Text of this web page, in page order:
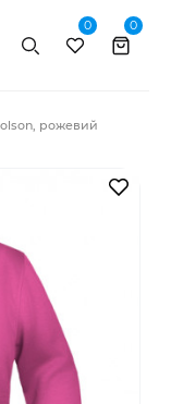
Пошук
0 0
рожевий
В